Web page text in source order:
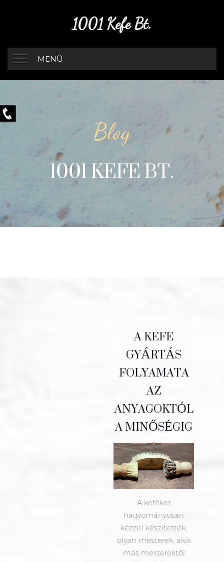
1001 Kefe Bt.
MENÜ
Blog
//
1001 KEFE BT.
A KEFE
GYÁRTÁS
FOLYAMATA
AZ
ANYAGOKTÓL
A MINŐSÉGIG
A keféket
hagyományosan
kézzel készítették,
olyan mesterek, akik
más mesterektől